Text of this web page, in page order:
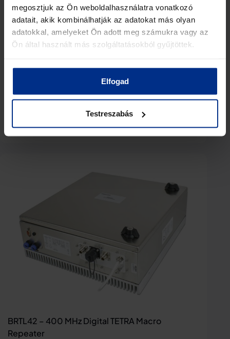
megosztjuk az Ön weboldalhasználatra vonatkozó
adatait, akik kombinálhatják az adatokat más olyan
adatokkal, amelyeket Ön adott meg számukra vagy az
Ön által használt más szolgáltatásokból gyűjtöttek.
Elfogad
Testreszabás
BRTL43 – 400 MHz Band Selective TETRA Macro
View Details
BRTL42 – 400 MHz Digital TETRA Macro
Repeater